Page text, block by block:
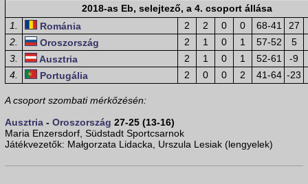
2018-as Eb, selejtező, a 4. csoport állása
1.
Románia 2 2 0 0 68-41
27
2.
Oroszország 2 1 0 1 57-52
5
3.
Ausztria 2 1 0 1 52-61
-9
4.
Portugália 2 0 0 2 41-64 -23
A csoport szombati mérkőzésén:
Ausztria - Oroszország 27-25 (13-16)
Maria Enzersdorf, Südstadt Sportcsarnok
Játékvezetők: Małgorzata Lidacka, Urszula Lesiak (lengyelek)